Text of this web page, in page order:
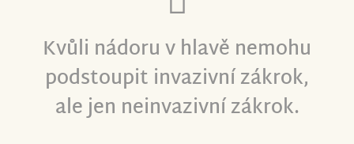
Kvůli nádoru v hlavě nemohu
podstoupit invazivní zákrok,
ale jen neinvazivní zákrok.